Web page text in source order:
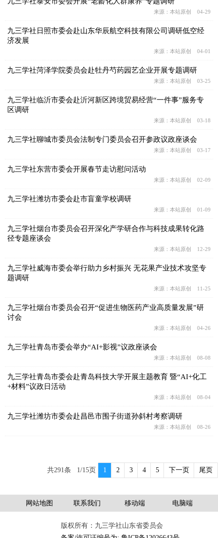
来源：本站原创 04-29
九三学社日照市委会赴山东华辰航空科技有限公司调研低空经
济发展
来源：本站原创 04-01
九三学社菏泽学院委员会赴牡丹芍药园艺企业开展专题调研
来源：本站原创 03-25
九三学社临沂市委会赴沂河新区跨境贸易经营“一件事”服务专
区调研
来源：本站原创 03-18
九三学社聊城市委员会法制专门委员会召开参政议政座谈会
来源：本站原创 03-17
九三学社东营市委会开展春节走访慰问活动
来源：本站原创 02-09
九三学社潍坊市委会赴市盲童学校调研
来源：本站原创 01-09
九三学社烟台市委员会召开深化产学研合作与科技成果转化路
径专题座谈会
来源：本站原创 12-29
九三学社威海市委会举行助力乡村振兴 无花果产业技术攻坚专
题调研
来源：本站原创 11-25
九三学社烟台市委员会召开“促进生物医药产业高质量发展”研
讨会
来源：本站原创 04-26
九三学社青岛市委会举办“AI+影视”议政座谈会
来源：本站原创 08-08
九三学社青岛市委会赴青岛科技大学开展主题教育 暨“AI+化工
+材料”议政日活动
来源：本站原创 08-04
九三学社潍坊市委会赴昌邑市围子街道孙斜村考察调研
来源：本站原创 08-26
共291条 1/15页 1 2 3 4 5 下一页 尾页
网站地图 联系我们 移动端 电脑端
版权所有：九三学社山东省委员会